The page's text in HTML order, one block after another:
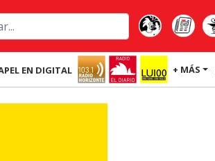
EN DIGITAL + MÁS